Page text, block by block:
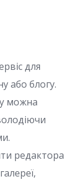
для
або блогу.
можна
редактора